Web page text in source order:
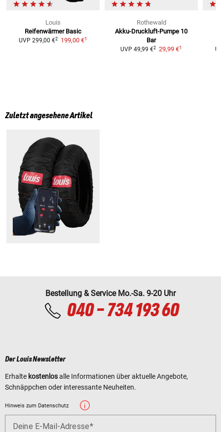
Louis
Reifenwärmer Basic
UVP 299,00 €2 199,00 €1
Rothewald
Akku-Druckluft-Pumpe 10
Bar
UVP 49,99 €2 29,99 €1
Zuletzt angesehene Artikel
Bestellung & Service Mo.-Sa. 9-20 Uhr
040 - 734 193 60
Der Louis Newsletter
Erhalte kostenlosalle Informationen über aktuelle Angebote,
Schnäppchen oder interessante Neuheiten.
Hinweis zum Datenschutz
Deine E-Mail-Adresse